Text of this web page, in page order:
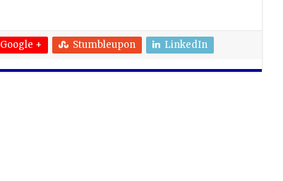
Google + Stumbleupon LinkedIn